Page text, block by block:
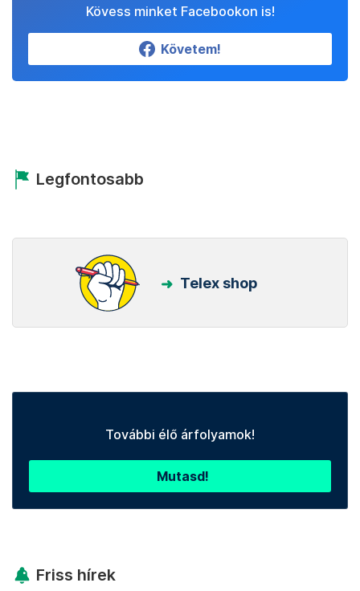
Kövess minket Facebookon is!
Követem!
Legfontosabb
Telex shop
További élő árfolyamok!
Mutasd!
Friss hírek